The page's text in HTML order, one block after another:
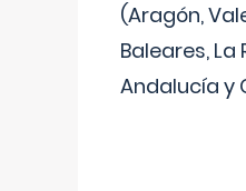
(Aragón,
Baleares, La
Andalucía y